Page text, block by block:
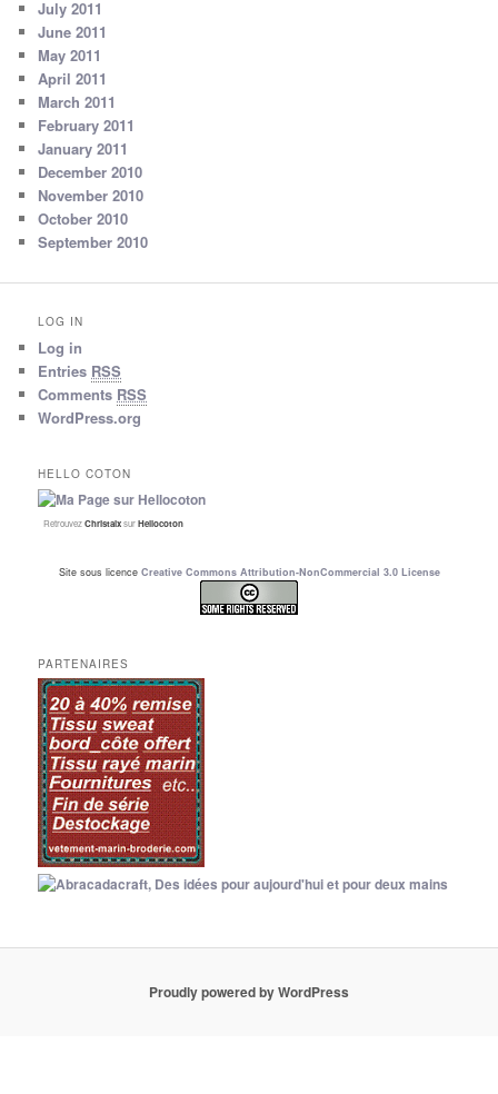
July 2011
June 2011
May 2011
April 2011
March 2011
February 2011
January 2011
December 2010
November 2010
October 2010
September 2010
LOG IN
Log in
Entries RSS
Comments RSS
WordPress.org
HELLO COTON
RetrouvezChristalxsurHellocoton
Site sous licence Creative Commons Attribution-NonCommercial 3.0 License
PARTENAIRES
Proudly powered by WordPress